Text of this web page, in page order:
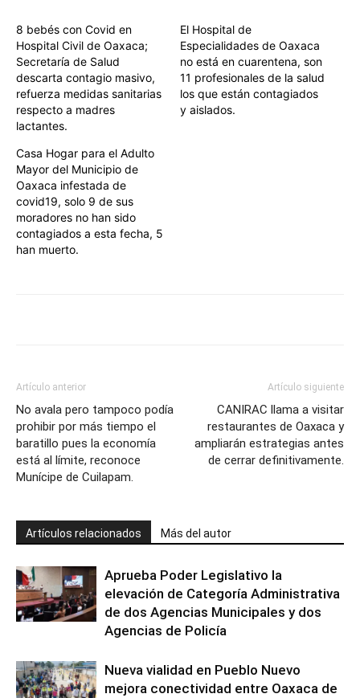
8 bebés con Covid en
Hospital Civil de Oaxaca;
Secretaría de Salud
descarta contagio masivo,
refuerza medidas sanitarias
respecto a madres
lactantes.
El Hospital de
Especialidades de Oaxaca
no está en cuarentena, son
11 profesionales de la salud
los que están contagiados
y aislados.
Casa Hogar para el Adulto
Mayor del Municipio de
Oaxaca infestada de
covid19, solo 9 de sus
moradores no han sido
contagiados a esta fecha, 5
han muerto.
Artículo anterior
No avala pero tampoco podía
prohibir por más tiempo el
baratillo pues la economía
está al límite, reconoce
Munícipe de Cuilapam.
Artículo siguiente
CANIRAC llama a visitar
restaurantes de Oaxaca y
ampliarán estrategias antes
de cerrar definitivamente.
Artículos relacionados Más del autor
Aprueba Poder Legislativo la
elevación de Categoría Administrativa
de dos Agencias Municipales y dos
Agencias de Policía
Nueva vialidad en Pueblo Nuevo
mejora conectividad entre Oaxaca de